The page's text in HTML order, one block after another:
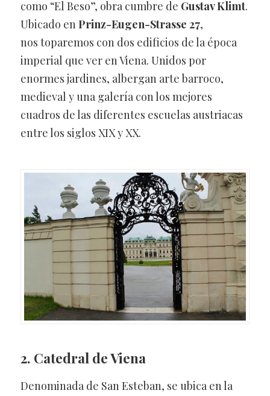
como “El Beso”, obra cumbre de Gustav Klimt.
Ubicado enPrinz-Eugen-Strasse 27,
nos toparemos con dos edificios de la época
imperial que ver en Viena. Unidos por
enormes jardines, albergan arte barroco,
medieval y una galería con los mejores
cuadros de las diferentes escuelas austriacas
entre los siglos XIX y XX.
2. Catedral de Viena
Denominada de San Esteban, se ubica en la